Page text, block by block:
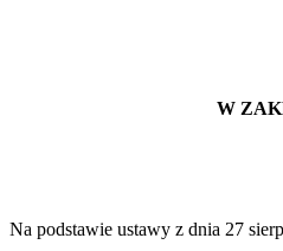
W
Na podstawie ustawy z dnia 27